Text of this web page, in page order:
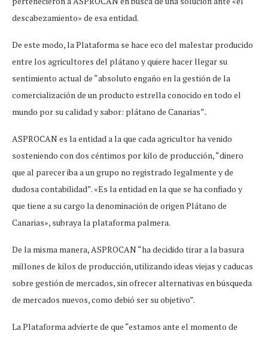
descabezamiento» de esa entidad.
De este modo, la Plataforma se hace eco del malestar producido
entre los agricultores del plátano y quiere hacer llegar su
sentimiento actual de “absoluto engaño en la gestión de la
comercialización de un producto estrella conocido en todo el
mundo por su calidad y sabor: plátano de Canarias”.
ASPROCAN es la entidad a la que cada agricultor ha venido
sosteniendo con dos céntimos por kilo de producción, “dinero
que al parecer iba a un grupo no registrado legalmente y de
dudosa contabilidad”. «Es la entidad en la que se ha confiado y
que tiene a su cargo la denominación de origen Plátano de
Canarias», subraya la plataforma palmera.
De la misma manera, ASPROCAN “ha decidido tirar a la basura
millones de kilos de producción, utilizando ideas viejas y caducas
sobre gestión de mercados, sin ofrecer alternativas en búsqueda
de mercados nuevos, como debió ser su objetivo”.
La Plataforma advierte de que “estamos ante el momento de